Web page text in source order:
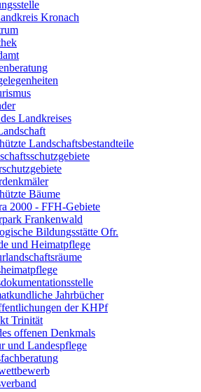
Kronach
Landkreises
Landschaftsbestandteile
Bäume
2000 - FFH-Gebiete
Frankenwald
Bildungsstätte Ofr.
und Heimatpflege
Jahrbücher
der KHPf
Trinität
offenen Denkmals
und Landespflege